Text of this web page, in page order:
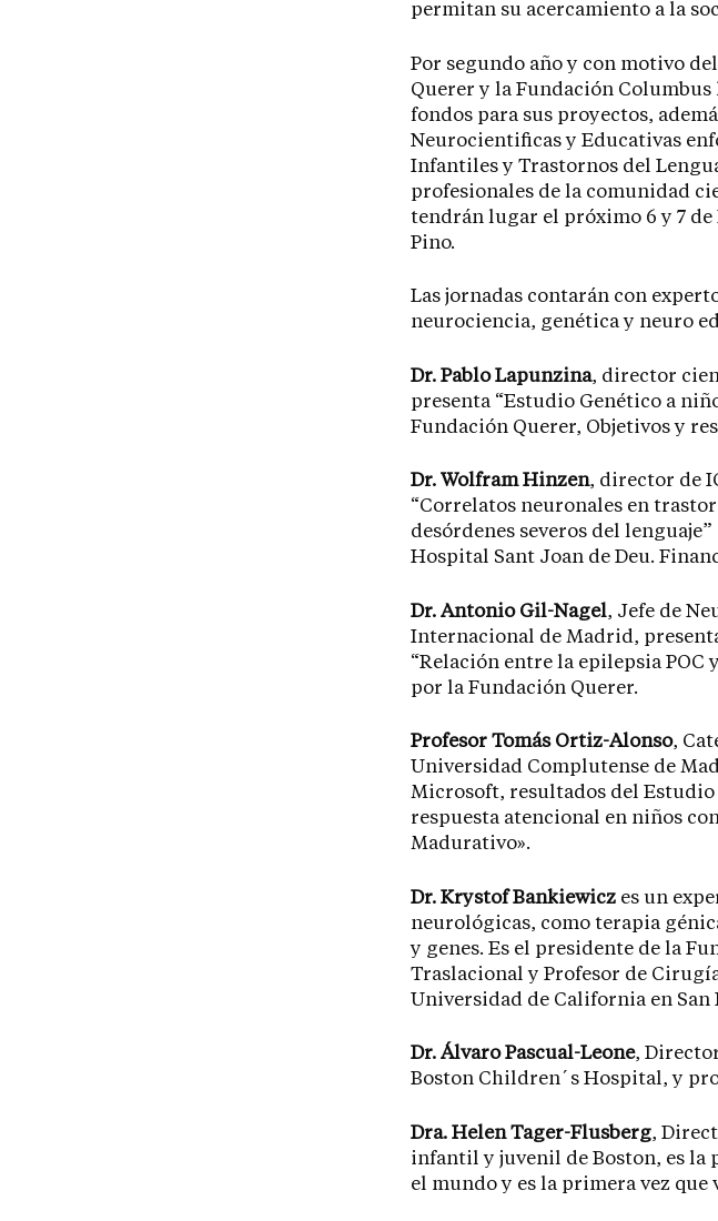
permitan su acercamiento a la
Por segundo año y con motivo
Querer y la Fundación
fondos para sus proyectos,
Neurocientificas y Educativas
Infantiles y Trastornos del
profesionales de la comunidad
tendrán lugar el próximo 6 y 7
Pino.
Las jornadas contarán con
neurociencia, genética y neuro
Dr. Pablo Lapunzina, director
presenta “Estudio Genético a
Fundación Querer, Objetivos y
Dr. Wolfram Hinzen, director de
“Correlatos neuronales en
desórdenes severos del
Hospital Sant Joan de Deu.
Dr. Antonio Gil-Nagel, Jefe de
Internacional de Madrid,
“Relación entre la epilepsia
por la Fundación Querer.
Profesor Tomás Ortiz-Alonso,
Universidad Complutense de
Microsoft, resultados del
respuesta atencional en niños
Madurativo».
Dr. Krystof Bankiewicz es un
neurológicas, como terapia
y genes. Es el presidente de la
Traslacional y Profesor de
Universidad de California en San
Dr. Álvaro Pascual-Leone,
Boston Children´s Hospital, y
Dra. Helen Tager-Flusberg,
infantil y juvenil de Boston, es la
el mundo y es la primera vez que